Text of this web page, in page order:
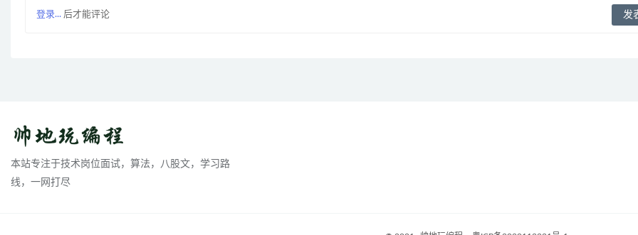
登录... 后才能评论
本站专注于技术岗位面试，算法，八股文，学习路
线，一网打尽